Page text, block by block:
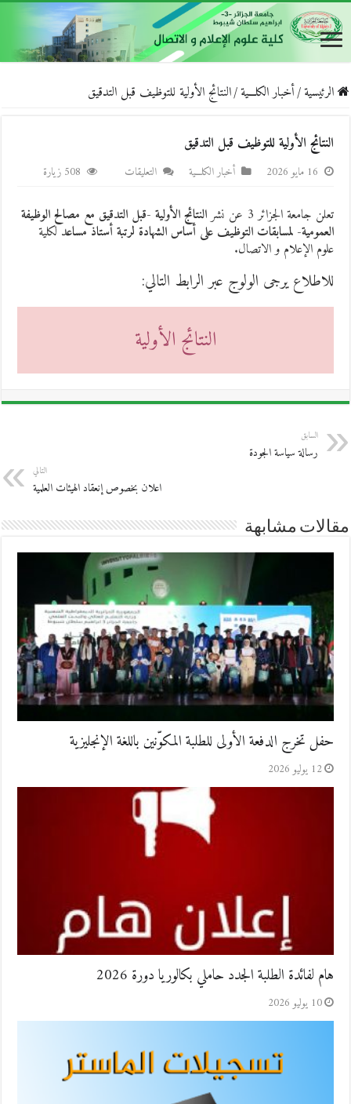
الرئيسية/أخبار الكلـــية/النتائج الأولية للتوظيف قبل التدقيق
النتائج الأولية للتوظيف قبل التدقيق
16 مايو 2026 أخبار الكلـــية التعليقات
الأولية
للتوظيف
508 زيارة
تعلن جامعة الجزائر 3 عن نشر النتائج الأولية -قبل التدقيق مع مصالح الوظيفة
العمومية- لمسابقات التوظيف على أساس الشهادة لرتبة أستاذ مساعد لكلية
علوم الإعلام و الاتصال.
للاطلاع يرجى الولوج عبر الرابط التالي:
النتائج الأولية
السابق
رسالة سياسة الجودة
التالي
اعلان بخصوص إنعقاد الهيئات العلمية
مقالات مشابهة
حفل تخرج الدفعة الأولى للطلبة المكوّنين باللغة الإنجليزية
12 يوليو 2026
هام لفائدة الطلبة الجدد حاملي بكالوريا دورة 2026
10 يوليو 2026